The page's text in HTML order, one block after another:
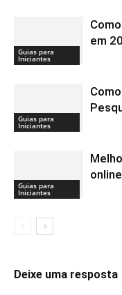
Guias para
Iniciantes
em
Guias para
Iniciantes
Guias para
Iniciantes
online
Deixe uma resposta